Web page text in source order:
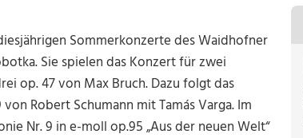
Sommerkonzerte des Waidhofner
Sie spielen das Konzert für zwei
op. 47 von Max Bruch. Dazu folgt das
Robert Schumann mit Tamás Varga. Im
Nr. 9 in e-moll op.95 „Aus der neuen Welt“